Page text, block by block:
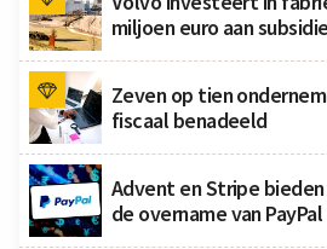
miljoen euro aan
Zeven op tien
fiscaal benadeeld
Advent en Stripe
de overname van PayPal